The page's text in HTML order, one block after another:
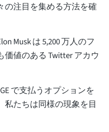
の注目を集める方法を確
Musk は 5,200 万人のフ
値のある Twitter アカウ
で支払うオプションを
たちは同様の現象を目